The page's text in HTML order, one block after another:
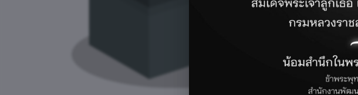
• ศูนย์ประสา
ติดต่อ :